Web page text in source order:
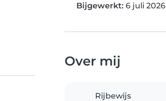
Bijgewerkt: 6 juli 2026
Over mij
Rijbewijs